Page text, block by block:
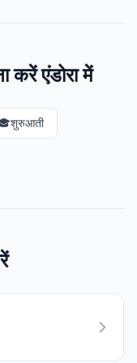
करें एंडोरा में
शुरुआती